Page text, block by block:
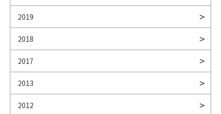
2019
2018
2017
2013
2012